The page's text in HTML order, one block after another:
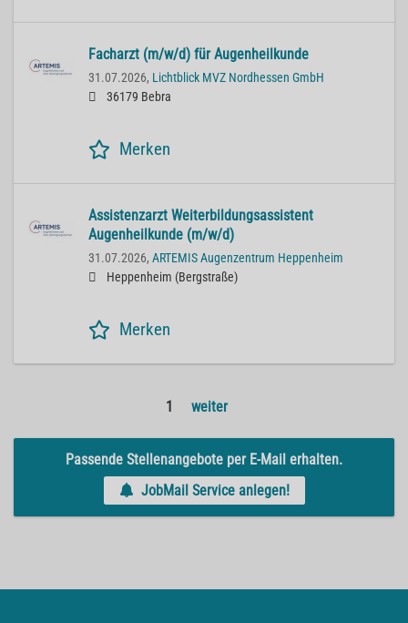
Facharzt (m/w/d) für Augenheilkunde
31.07.2026, Lichtblick MVZ Nordhessen GmbH
36179 Bebra
Merken
Assistenzarzt Weiterbildungsassistent
Augenheilkunde (m/w/d)
31.07.2026, ARTEMIS Augenzentrum Heppenheim
Heppenheim (Bergstraße)
Merken
1 weiter
Passende Stellenangebote per E-Mail erhalten.
JobMail Service anlegen!